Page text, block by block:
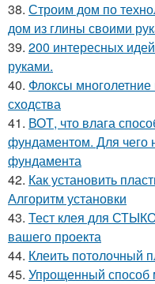
38. Строим дом по
дом из глины своими
39. 200 интересных
руками.
40. Флоксы
сходства
41. ВОТ, что влага
фундаментом. Для чего
фундамента
42. Как установить
Алгоритм установки
43. Тест клея для
вашего проекта
44. Клеить потолочный
45. Упрощенный способ